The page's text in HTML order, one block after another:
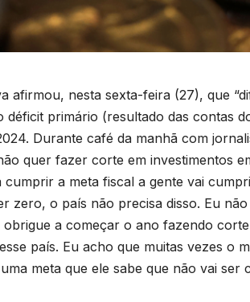
afirmou, nesta sexta-feira (27), que
primário (resultado das contas
Durante café da manhã com
quer fazer corte em investimentos
a meta fiscal a gente vai
zero, o país não precisa disso. Eu
a começar o ano fazendo
país. Eu acho que muitas vezes o
meta que ele sabe que não vai ser